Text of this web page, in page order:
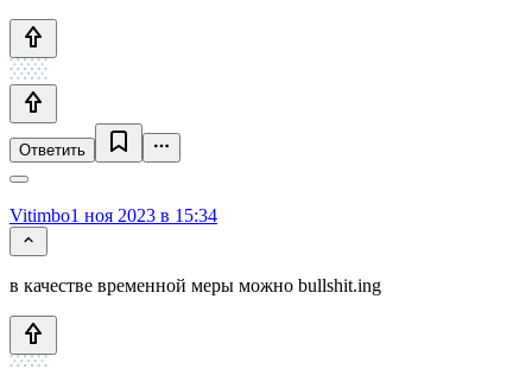
Ответить
Vitimbo1 ноя 2023 в 15:34
в качестве временной меры можно bullshit.ing